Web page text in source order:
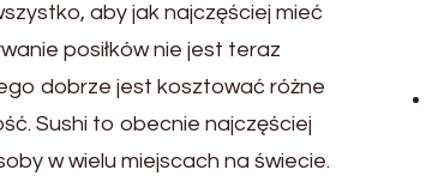
aby jak najczęściej mieć
posiłków nie jest teraz
dobrze jest kosztować różne
Sushi to obecnie najczęściej
w wielu miejscach na świecie.